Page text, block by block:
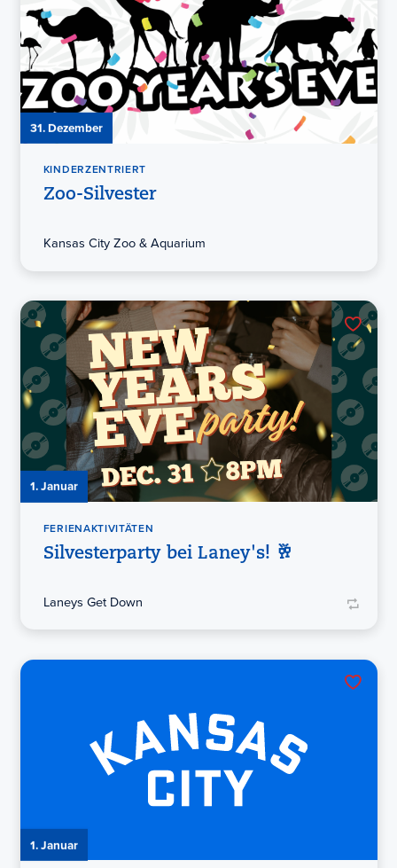
31. Dezember
KINDERZENTRIERT
Zoo-Silvester
Kansas City Zoo & Aquarium
1. Januar
FERIENAKTIVITÄTEN
Silvesterparty bei Laney's! 🥂
Laneys Get Down
1. Januar